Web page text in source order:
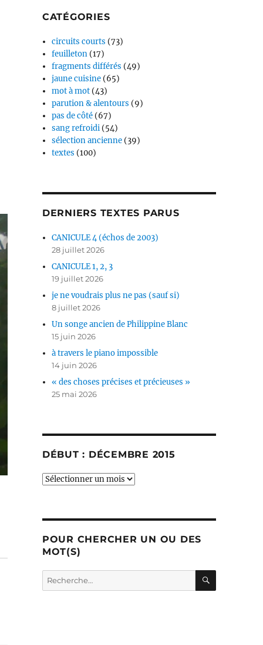
CATÉGORIES
circuits courts (73)
feuilleton (17)
fragments différés (49)
jaune cuisine (65)
mot à mot (43)
parution & alentours (9)
pas de côté (67)
sang refroidi (54)
sélection ancienne (39)
textes (100)
DERNIERS TEXTES PARUS
CANICULE 4 (échos de 2003)
28 juillet 2026
CANICULE 1, 2, 3
19 juillet 2026
je ne voudrais plus ne pas (sauf si)
8 juillet 2026
Un songe ancien de Philippine Blanc
15 juin 2026
à travers le piano impossible
14 juin 2026
« des choses précises et précieuses »
25 mai 2026
DÉBUT : DÉCEMBRE 2015
début
POUR CHERCHER UN OU DES
MOT(S)
Recherche
pour :